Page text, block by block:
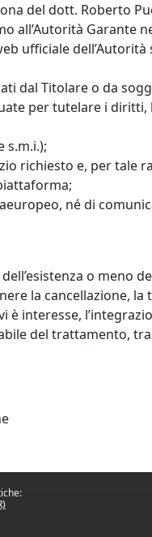
del dott. Roberto
all’Autorità Garante
ufficiale dell’Autorità
dal Titolare o da
per tutelare i diritti,
s.m.i.);
richiesto e, per tale
né di
o meno
la cancellazione,
interesse,
del trattamento,